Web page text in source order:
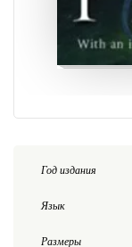
Год издания
Язык
Размеры